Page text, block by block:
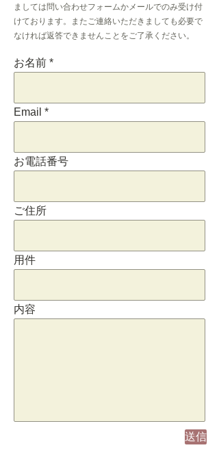
ましては問い合わせフォームかメールでのみ受け付
けております。またご連絡いただきましても必要で
なければ返答できませんことをご了承ください。
お名前
Email
お電話番号
ご住所
用件
内容
送信